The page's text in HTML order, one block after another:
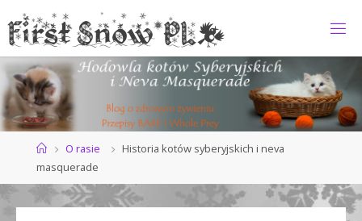
Przejdź
do
treści
IR
ST
N
O
P
Strona
główna
O rasie
Historia kotów syberyjskich i neva
masquerade